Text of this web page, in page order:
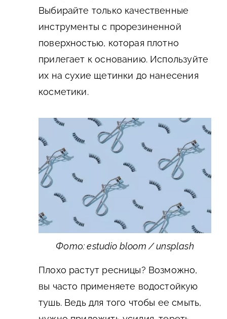
Выбирайте только качественные
инструменты с прорезиненной
поверхностью, которая плотно
прилегает к основанию. Используйте
их на сухие щетинки до нанесения
косметики.
Фото: estudio bloom / unsplash
Плохо растут ресницы? Возможно,
вы часто применяете водостойкую
тушь. Ведь для того чтобы ее смыть,